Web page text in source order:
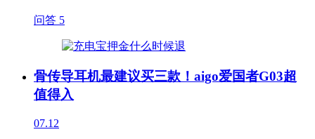
问答 5
骨传导耳机最建议买三款！aigo爱国者G03超
值得入
07.12